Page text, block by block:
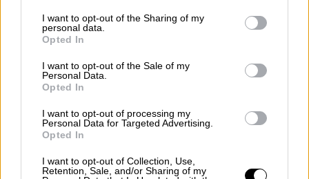
not limited to your visit or usage behaviour. You may click to
grant or deny consent to Google and its third-party tags to
use your data for below specified purposes in below Google
consent section.
I want to opt-out of the Sharing of my
personal data.
Opted In
I want to opt-out of the Sale of my
Personal Data.
Opted In
I want to opt-out of processing my
Personal Data for Targeted Advertising.
Opted In
I want to opt-out of Collection, Use,
Retention, Sale, and/or Sharing of my
To Teams κάνει πολύ περισσότερα
Αρχικά το Skype πήρε τα πάνω του λόγω
πανδημίας αυξάνοντας τους χρήστες κατά 40
εκατομμύρια τον Μάρτιο του 2020. Πλέον
για τους χρήστες, γεγονός που αποτιμάται
ως ένδειξη για την καθοδική πορεία του
λογισμικού.